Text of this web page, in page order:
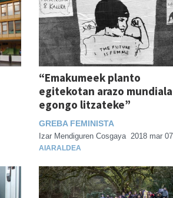
“Emakumeek planto
egitekotan arazo mundiala
egongo litzateke”
GREBA FEMINISTA
Izar Mendiguren Cosgaya 2018 mar 07
AIARALDEA